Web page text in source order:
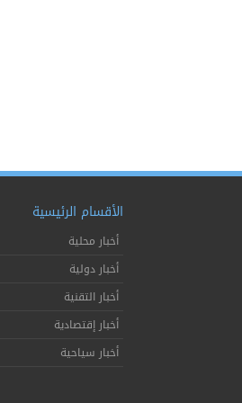
الأقسام الرئيسية
أخبار محلية
أخبار دولية
أخبار التقنية
أخبار إقتصادية
أخبار سياحية